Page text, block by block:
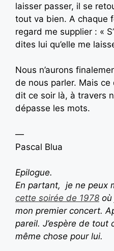
laisser passer, il se
tout va bien. A chaque
regard me supplier : «
dites lui qu’elle me
Nous n’aurons
de nous parler. Mais
dit ce soir là, à travers
dépasse les mots.
—
Pascal Blua
Epilogue.
En partant, je ne peux
cette soirée de 1978 où
mon premier concert.
pareil. J’espère de tout
même chose pour lui.